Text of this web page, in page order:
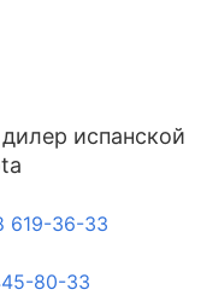
испанской
619-36-33
80-33